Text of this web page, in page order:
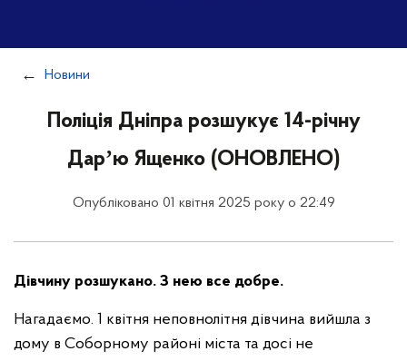
Новини
Поліція Дніпра розшукує 14-річну
Дарʼю Ященко (ОНОВЛЕНО)
Опубліковано 01 квітня 2025 року о 22:49
Дівчину розшукано. З нею все добре.
Нагадаємо. 1 квітня неповнолітня дівчина вийшла з
дому в Соборному районі міста та досі не